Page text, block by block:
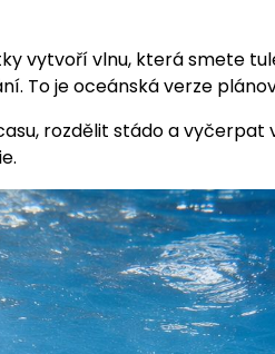
vytvoří vlnu, která smete
To je oceánská verze
rozdělit stádo a vyčerpat